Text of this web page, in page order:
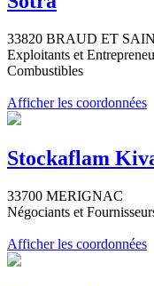
33820 BRAUD ET
Exploitants et
Combustibles
Afficher les coordonnées
Stockaflam
33700 MERIGNAC
Négociants et
Afficher les coordonnées